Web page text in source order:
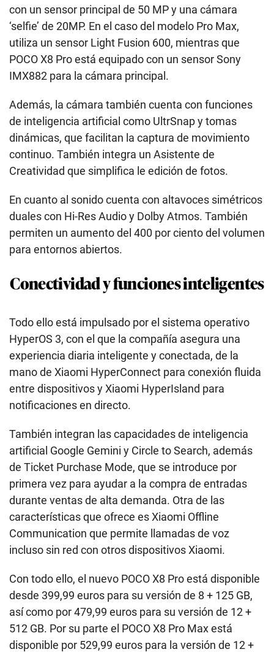
con un sensor principal de 50 MP y una cámara
‘selfie’ de 20MP. En el caso del modelo Pro Max,
utiliza un sensor Light Fusion 600, mientras que
POCO X8 Pro está equipado con un sensor Sony
IMX882 para la cámara principal.
Además, la cámara también cuenta con funciones
de inteligencia artificial como UltrSnap y tomas
dinámicas, que facilitan la captura de movimiento
continuo. También integra un Asistente de
Creatividad que simplifica le edición de fotos.
En cuanto al sonido cuenta con altavoces simétricos
duales con Hi-Res Audio y Dolby Atmos. También
permiten un aumento del 400 por ciento del volumen
para entornos abiertos.
Conectividad y funciones inteligentes
Todo ello está impulsado por el sistema operativo
HyperOS 3, con el que la compañía asegura una
experiencia diaria inteligente y conectada, de la
mano de Xiaomi HyperConnect para conexión fluida
entre dispositivos y Xiaomi HyperIsland para
notificaciones en directo.
También integran las capacidades de inteligencia
artificial Google Gemini y Circle to Search, además
de Ticket Purchase Mode, que se introduce por
primera vez para ayudar a la compra de entradas
durante ventas de alta demanda. Otra de las
características que ofrece es Xiaomi Offline
Communication que permite llamadas de voz
incluso sin red con otros dispositivos Xiaomi.
Con todo ello, el nuevo POCO X8 Pro está disponible
desde 399,99 euros para su versión de 8 + 125 GB,
así como por 479,99 euros para su versión de 12 +
512 GB. Por su parte el POCO X8 Pro Max está
disponible por 529,99 euros para la versión de 12 +